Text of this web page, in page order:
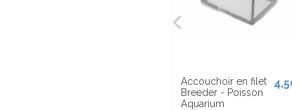
Accouchoir en filet
Breeder - Poisson
Aquarium